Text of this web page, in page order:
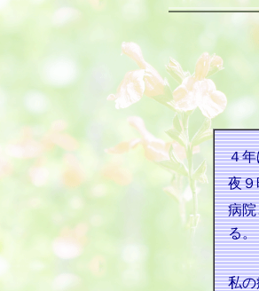
４
夜
病
る。
私